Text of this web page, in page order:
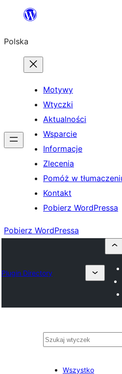
Przejdź
treści
Polska
Motywy
Wtyczki
Aktualności
Wsparcie
Informacje
Zlecenia
Pomóż w
Kontakt
Pobierz WordPressa
Pobierz WordPressa
Plugin Directory
Szukaj
Wszystko